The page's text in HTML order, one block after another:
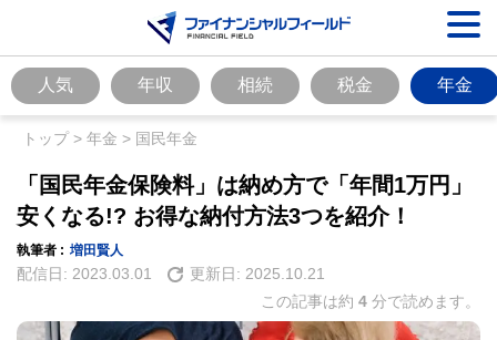
人気 年収 相続 税金 年金
トップ> 年金 > 国民年金
「国民年金保険料」は納め方で「年間1万円」
安くなる!? お得な納付方法3つを紹介！
執筆者 : 増田賢人
配信日: 2023.03.01 更新日: 2025.10.21
この記事は約 4 分で読めます。